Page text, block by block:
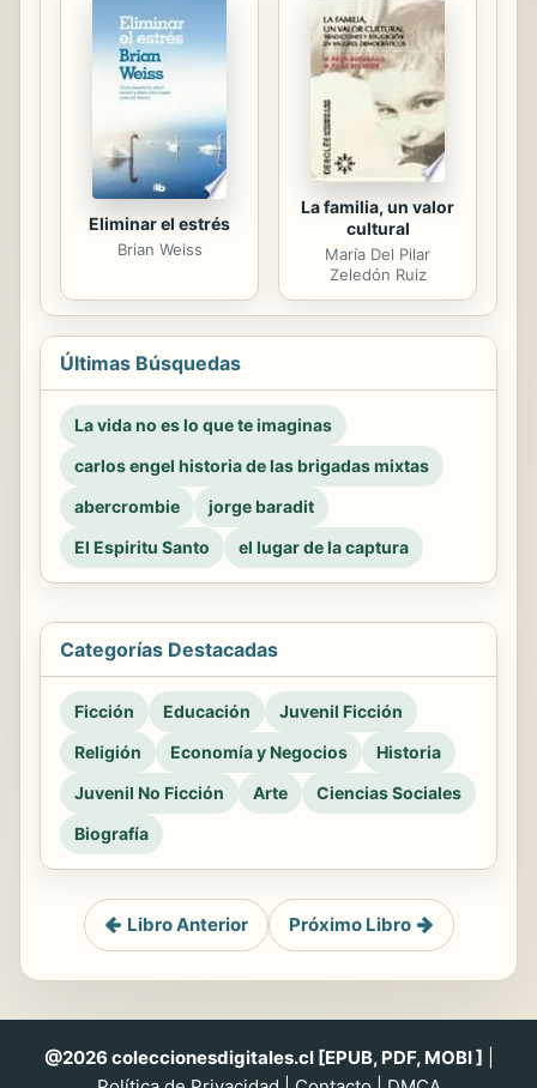
Eliminar el estrés
Brian Weiss
La familia, un valor
cultural
María Del Pilar
Zeledón Ruiz
Últimas Búsquedas
La vida no es lo que te imaginas
carlos engel historia de las brigadas mixtas
abercrombie
jorge baradit
El Espiritu Santo
el lugar de la captura
Categorías Destacadas
Ficción Educación
Juvenil Ficción
Religión
Economía y Negocios
Historia
Juvenil No Ficción
Arte
Ciencias Sociales
Biografía
Libro Anterior Próximo Libro
@2026 coleccionesdigitales.cl [EPUB, PDF, MOBI ]